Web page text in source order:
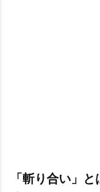
「斬り合い」